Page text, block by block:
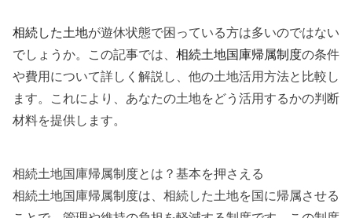
相続した土地が遊休状態で困っている方は多いのではない
でしょうか。この記事では、 相続土地国庫帰属制度の条件
や費用について詳しく解説し、他の土地活用方法と比較し
ます。これにより、あなたの土地をどう活用するかの判断
材料を提供します。
相続土地国庫帰属制度とは？基本を押さえる
相続土地国庫帰属制度は、相続した土地を国に帰属させる